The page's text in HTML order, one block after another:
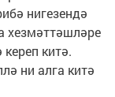
нигезендә
хезмәттәшләре
китә.
ни алга китә